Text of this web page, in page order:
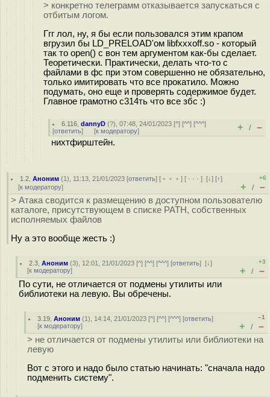
> конкретно телеграмм отказывается запускаться с
отбитым логом.
Ггг лол, ну, я бы если пользовался этим крапом
вгрузил бы LD_PRELOAD'ом libfxxxoff.so - который
так то open() с вон тем аргументом как-бы сделает.
Теоретически. Практически, делать что-то с
файлами в фс при этом совершенно не обязательно,
только имитировать что все прокатило. Можно
подумать, оно еще и проверять содержимое будет.
Главное грамотно с314ть что все збс :)
6.116 ,dannyD (?), 07:48, 24/01/2023 [^] [^^] [^^^]
[ответить] [к модератору] + / –
нихтфирштейн.
1.2 ,Аноним (1), 11:13, 21/01/2023 [ответить] [ ﹢﹢﹢] [ · · ·][↓] [↑]
[к модератору]
+6
+ / –
> Атака сводится к размещению в доступном пользователю
каталоге, присутствующем в списке PATH, собственных
исполняемых файлов
Ну а это вообще жесть :)
2.3 ,Аноним (3), 12:01, 21/01/2023 [^] [^^] [^^^] [ответить][↓]
[к модератору]
+3
+ / –
По сути, не отличается от подмены утилиты или
библиотеки на левую. Вы обречены.
3.19 ,Аноним (1), 14:14, 21/01/2023 [^] [^^] [^^^] [ответить]
[к модератору]
–1
+ / –
> не отличается от подмены утилиты или библиотеки на
левую
Вот с этого и надо было статью начинать: "сначала надо
подменить систему".